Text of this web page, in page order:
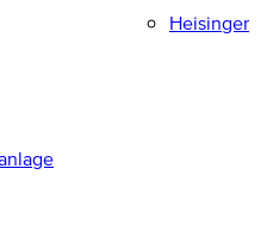
1952/96 E.V. Heisinger